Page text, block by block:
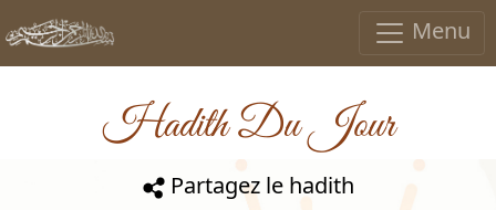
Menu
Hadith Du Jour
Partagez le hadith